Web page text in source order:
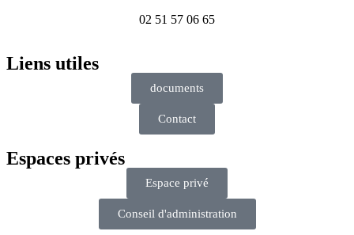
02 51 57 06 65
Liens utiles
documents
Contact
Espaces privés
Espace privé
Conseil d'administration